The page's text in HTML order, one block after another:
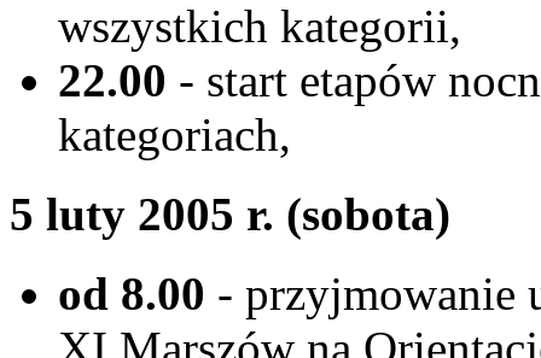
wszystkich kategorii,
22.00 - start etapów
kategoriach,
5 luty 2005 r. (sobota)
od 8.00 - przyjmowanie